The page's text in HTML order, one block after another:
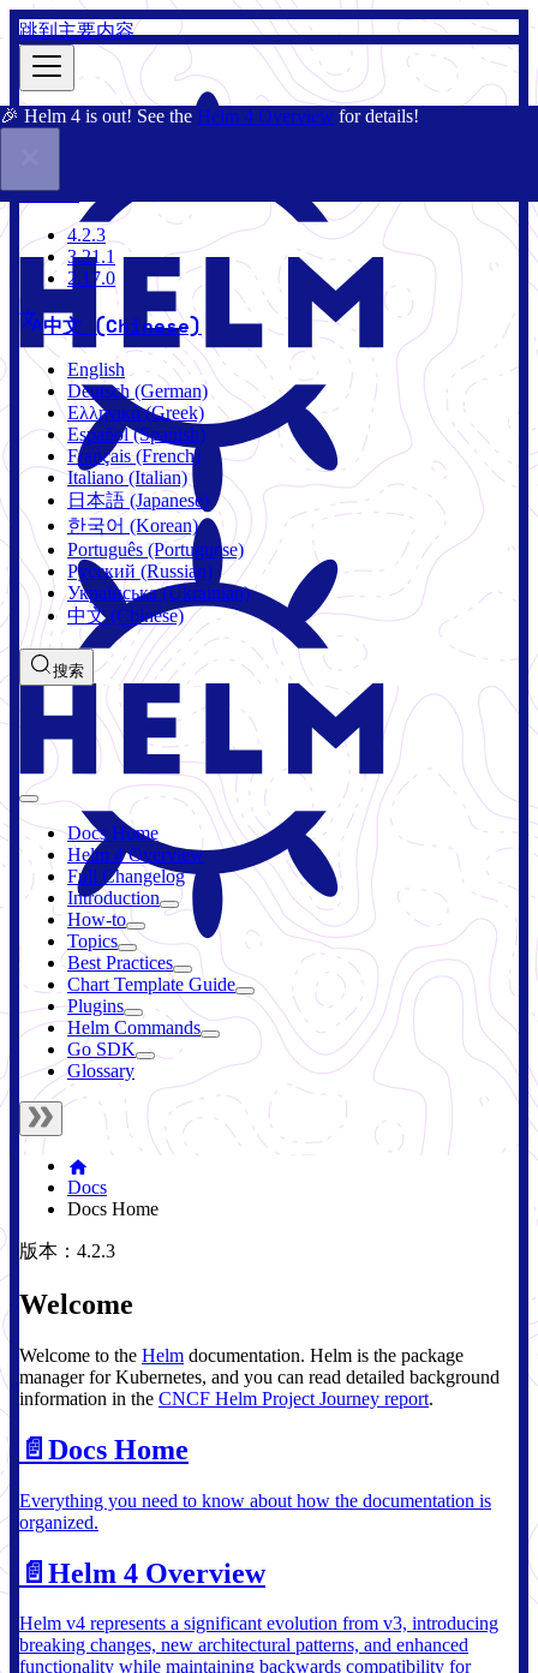
跳到主要内容
🎉 Helm 4 is out! See the Helm 4 Overview for details!
4.2.3
4.2.3
3.21.1
2.17.0
中文 (Chinese)
English
Deutsch (German)
Ελληνικά (Greek)
Español (Spanish)
Français (French)
Italiano (Italian)
日本語 (Japanese)
한국어 (Korean)
Português (Portuguese)
Русский (Russian)
Українська (Ukrainian)
中文 (Chinese)
搜索
Docs Home
Helm 4 Overview
Full Changelog
Introduction
How-to
Topics
Best Practices
Chart Template Guide
Plugins
Helm Commands
Go SDK
Glossary
Docs
Docs Home
版本：4.2.3
Welcome
Welcome to the Helm documentation. Helm is the package
manager for Kubernetes, and you can read detailed background
information in the CNCF Helm Project Journey report.
📄️ Docs Home
Everything you need to know about how the documentation is
organized.
📄️ Helm 4 Overview
Helm v4 represents a significant evolution from v3, introducing
breaking changes, new architectural patterns, and enhanced
functionality while maintaining backwards compatibility for